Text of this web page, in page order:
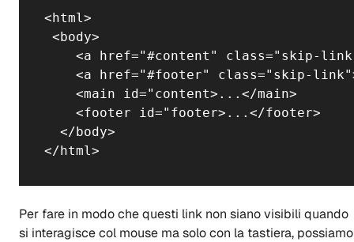
<html>
<body>
<a href="#content" class="skip-
<a href="#footer" class="skip-
    <main id="content>...</main>
    <footer id="footer>...</footer>
  </body>
</html>
Per fare in modo che questi link non siano visibili quando
si interagisce col mouse ma solo con la tastiera, possiamo